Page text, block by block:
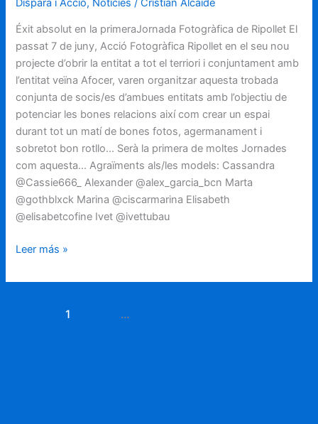
Dispara i Acció, Notícies /Cristian Alcaide
Éxit absolut en la primeraJornada Fotogràfica de Ripollet El
passat 7 de juny, Acció Fotogràfica Ripollet en el seu nou
projecte d’obrir la entitat a tot el terriori i conjuntament amb
l’entitat veïna Afocer, varen organitzar aquesta trobada
conjunta de socis/es d’ambues entitats amb l’objectiu de
potenciar les bones relacions així com crear un espai
durant tot un matí de bones fotos, agermanament i
sobretot bon rotllo… Serà la primera de moltes Jornades
com aquesta… Agraïments als/les models: Cassandra
@Cassie666_ Alexander @alex_garcia_bcn Marta
@gothblxck Marina @ciscarmarina Elisabeth
@elisabetcofine Ivet @ivettubau
Leer más »
1 …